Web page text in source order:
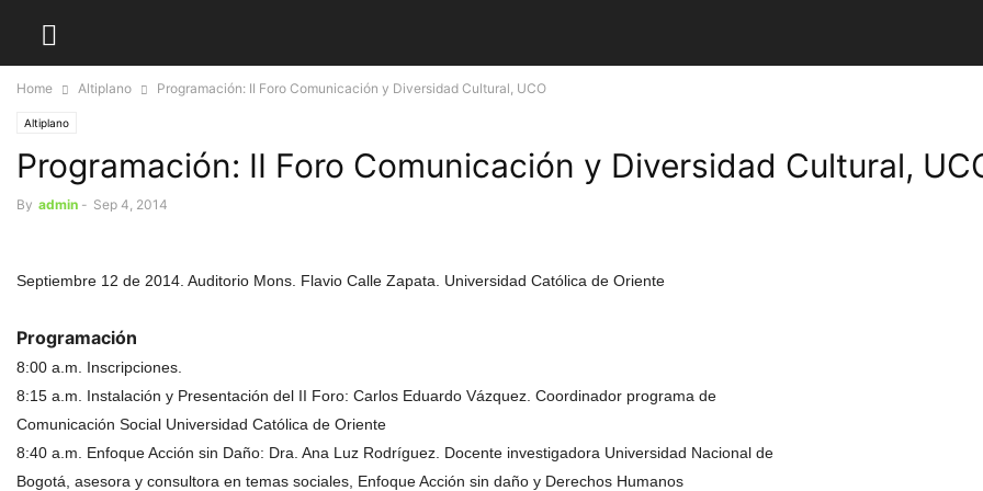
Home Altiplano Programación: II Foro Comunicación y Diversidad Cultural, UCO
Altiplano
Programación: II Foro Comunicación y Diversidad Cultural,
By admin - Sep 4, 2014
Septiembre 12 de 2014. Auditorio Mons. Flavio Calle Zapata. Universidad Católica de Oriente
Programación
8:00 a.m. Inscripciones.
8:15 a.m. Instalación y Presentación del II Foro: Carlos Eduardo Vázquez. Coordinador programa de
Comunicación Social Universidad Católica de Oriente
8:40 a.m. Enfoque Acción sin Daño: Dra. Ana Luz Rodríguez. Docente investigadora Universidad Nacional de
Bogotá, asesora y consultora en temas sociales, Enfoque Acción sin daño y Derechos Humanos